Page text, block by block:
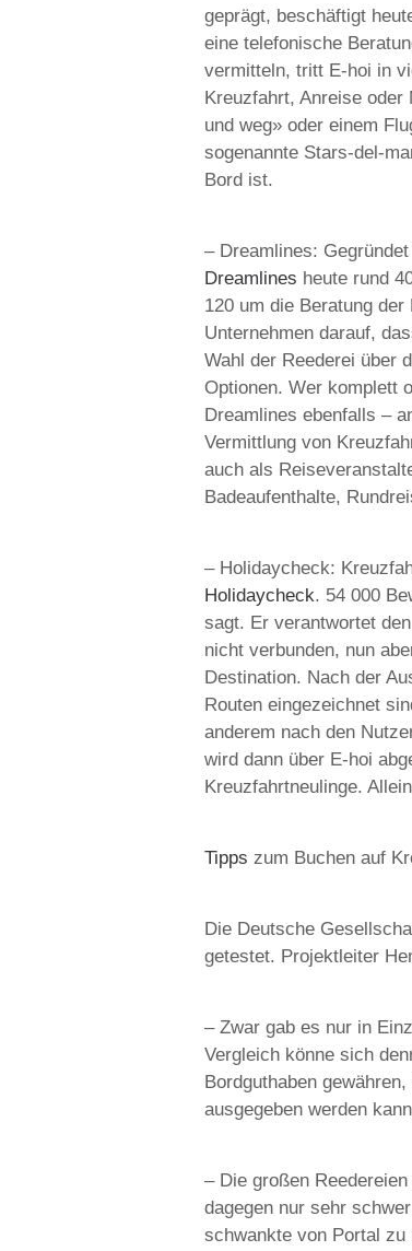
geprägt, beschäftigt
eine telefonische
vermitteln, tritt E-hoi in
Kreuzfahrt, Anreise oder
und weg» oder einem
sogenannte Stars-del-
Bord ist.
– Dreamlines:
Dreamlines heute rund
120 um die Beratung
Unternehmen darauf,
Wahl der Reederei über
Optionen. Wer komplett
Dreamlines ebenfalls –
Vermittlung von
auch als
Badeaufenthalte,
– Holidaycheck:
Holidaycheck. 54 000
sagt. Er verantwortet
nicht verbunden, nun
Destination. Nach der
Routen eingezeichnet
anderem nach den
wird dann über E-hoi
Kreuzfahrtneulinge.
Tipps zum Buchen auf
Die Deutsche
getestet. Projektleiter
– Zwar gab es nur in
Vergleich könne sich
Bordguthaben
ausgegeben werden
– Die großen
dagegen nur sehr
schwankte von Portal